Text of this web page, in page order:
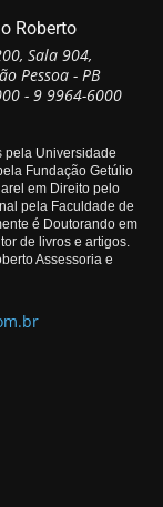
Roberto
Sala 904,
Pessoa - PB
- 9 9964-6000
pela Universidade
Fundação Getúlio
em Direito pelo
pela Faculdade de
é Doutorando em
de livros e artigos.
Assessoria e